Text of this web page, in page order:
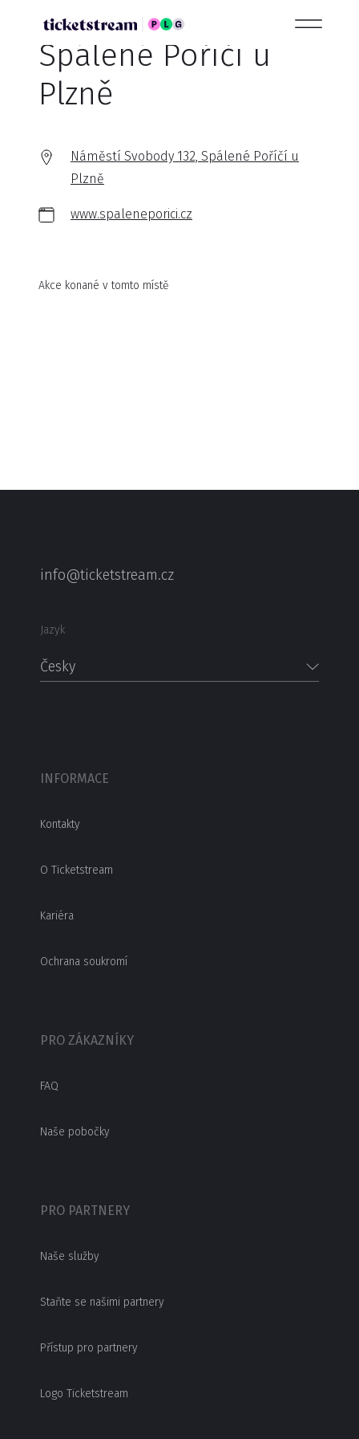
Spálené Poříčí u
Plzně
Náměstí Svobody 132, Spálené Poříčí u
Plzně
www.spaleneporici.cz
Akce konané v tomto místě
info@ticketstream.cz
Jazyk
Česky
INFORMACE
Kontakty
O Ticketstream
Kariéra
Ochrana soukromí
PRO ZÁKAZNÍKY
FAQ
Naše pobočky
PRO PARTNERY
Naše služby
Staňte se našimi partnery
Přístup pro partnery
Logo Ticketstream